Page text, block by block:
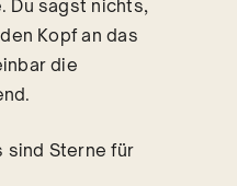
Du sagst nichts,
Kopf an das
die
sind Sterne für